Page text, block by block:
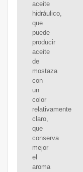
aceite
hidráulico,
que
puede
producir
aceite
de
mostaza
con
un
color
relativamente
claro,
que
conserva
mejor
el
aroma